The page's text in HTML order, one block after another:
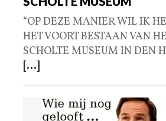
“OP DEZE MANIER WIL IK
HET VOORT BESTAAN VAN
SCHOLTE MUSEUM IN DEN
[...]